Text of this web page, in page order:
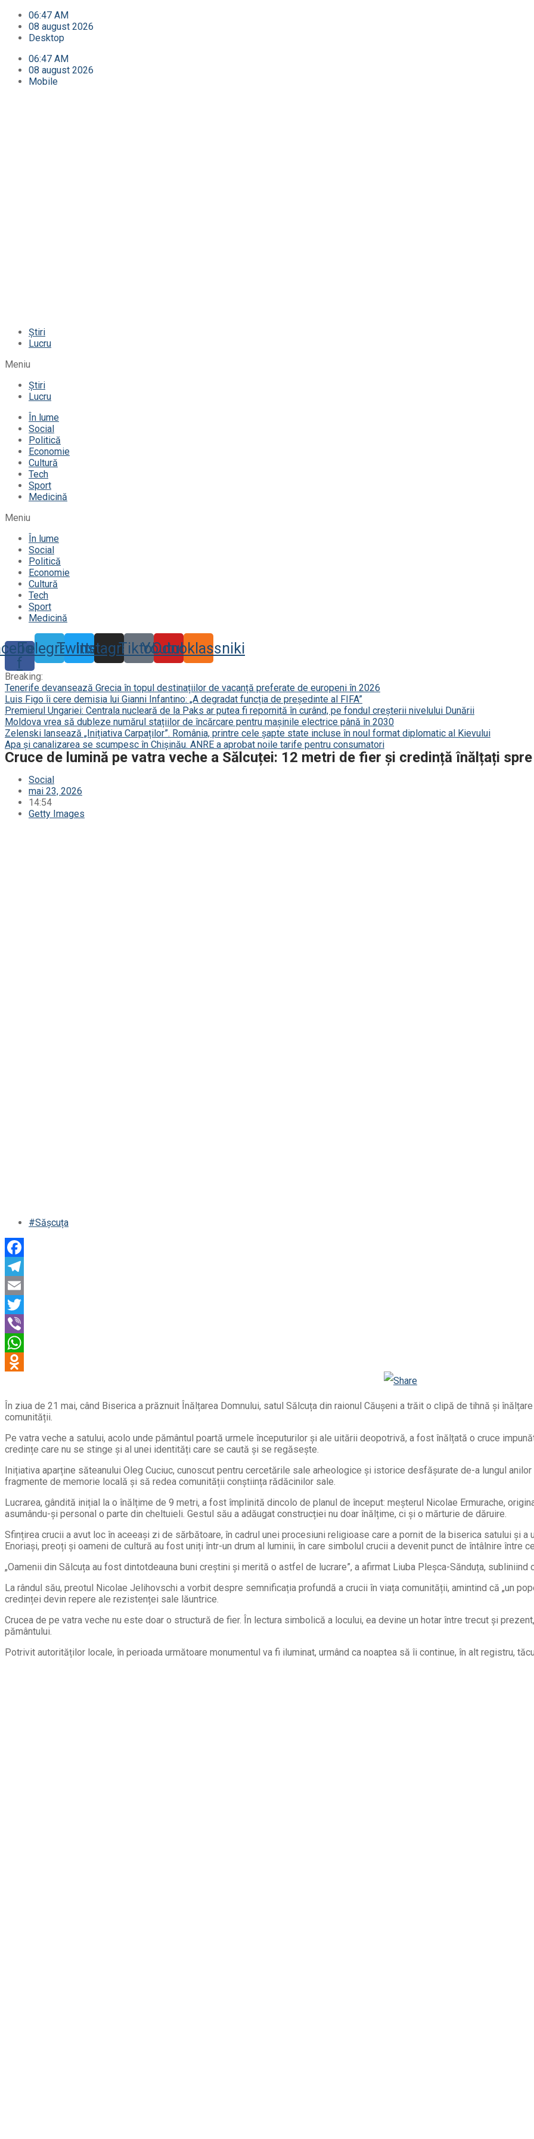
06:47 AM
08 august 2026
Desktop
06:47 AM
08 august 2026
Mobile
Știri
Lucru
Meniu
Știri
Lucru
În lume
Social
Politică
Economie
Cultură
Tech
Sport
Medicină
Meniu
În lume
Social
Politică
Economie
Cultură
Tech
Sport
Medicină
f
TelegramTwitter
Instagram
TiktokYoutube
Odnoklassniki
Breaking:
Tenerife devansează Grecia în topul destinațiilor de vacanță preferate de europeni în 2026
Luis Figo îi cere demisia lui Gianni Infantino: „A degradat funcția de președinte al FIFA”
Premierul Ungariei: Centrala nucleară de la Paks ar putea fi repornită în curând, pe fondul creșterii nivelului Dunării
Moldova vrea să dubleze numărul stațiilor de încărcare pentru mașinile electrice până în 2030
Zelenski lansează „Inițiativa Carpaților”. România, printre cele șapte state incluse în noul format diplomatic al Kievului
Apa și canalizarea se scumpesc în Chișinău. ANRE a aprobat noile tarife pentru consumatori
Cruce de lumină pe vatra veche a Sălcuței: 12 metri de fier și credință înălțați
Social
mai 23, 2026
14:54
Getty Images
#Sășcuța
Odnoklassniki
În ziua de 21 mai, când Biserica a prăznuit Înălțarea Domnului, satul Sălcuța din raionul Căușeni a trăit o clipă de tihnă și
comunității.
Pe vatra veche a satului, acolo unde pământul poartă urmele începuturilor și ale uitării deopotrivă, a fost înălțată o cruce
credințe care nu se stinge și al unei identități care se caută și se regăsește.
Inițiativa aparține săteanului Oleg Cuciuc, cunoscut pentru cercetările sale arheologice și istorice desfășurate de-a lungul
fragmente de memorie locală și să redea comunității conștiința rădăcinilor sale.
Lucrarea, gândită inițial la o înălțime de 9 metri, a fost împlinită dincolo de planul de început: meșterul Nicolae Ermurache,
asumându-și personal o parte din cheltuieli. Gestul său a adăugat construcției nu doar înălțime, ci și o mărturie de dăruire.
Sfințirea crucii a avut loc în aceeași zi de sărbătoare, în cadrul unei procesiuni religioase care a pornit de la biserica satului și
Enoriași, preoți și oameni de cultură au fost uniți într-un drum al luminii, în care simbolul crucii a devenit punct de întâlnire între
„Oamenii din Sălcuța au fost dintotdeauna buni creștini și merită o astfel de lucrare”, a afirmat Liuba Pleșca-Sănduța,
La rândul său, preotul Nicolae Jelihovschi a vorbit despre semnificația profundă a crucii în viața comunității, amintind că „un
credinței devin repere ale rezistenței sale lăuntrice.
Crucea de pe vatra veche nu este doar o structură de fier. În lectura simbolică a locului, ea devine un hotar între trecut și
pământului.
Potrivit autorităților locale, în perioada următoare monumentul va fi iluminat, urmând ca noaptea să îi continue, în alt registru,